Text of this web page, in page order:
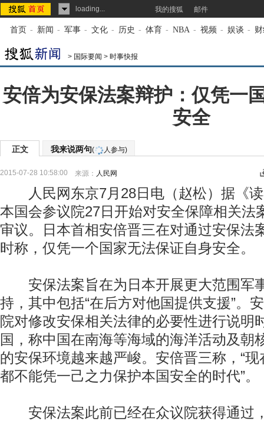
loading... 我的搜狐 邮件
首页 - 新闻 - 军事 - 文化 - 历史 - 体育 - NBA - 视频 - 娱谈 -
> 国际要闻 > 时事快报
安倍为安保法案辩护：仅凭一
安全
正文 我来说两句( 人参与)
2015-07-28 10:58:00 来源： 人民网
人民网东京7月28日电（赵松）据《读
本国会参议院27日开始对安全保障相关法
审议。日本首相安倍晋三在对通过安保法
时称，仅凭一个国家无法保证自身安全。
安保法案旨在为日本开展更大范围军
持，其中包括“在后方对他国提供支援”。
院对修改安保相关法律的必要性进行说明
国，称中国在南海等海域的海洋活动及朝
的安保环境越来越严峻。安倍晋三称，“
都不能凭一己之力保护本国安全的时代”。
安保法案此前已经在众议院获得通过